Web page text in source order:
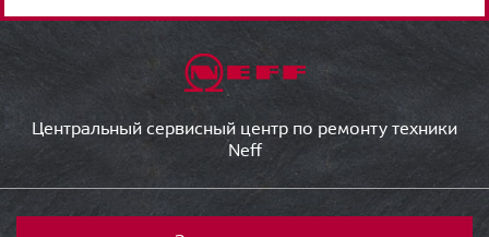
Центральный сервисный центр по ремонту техники
Neff